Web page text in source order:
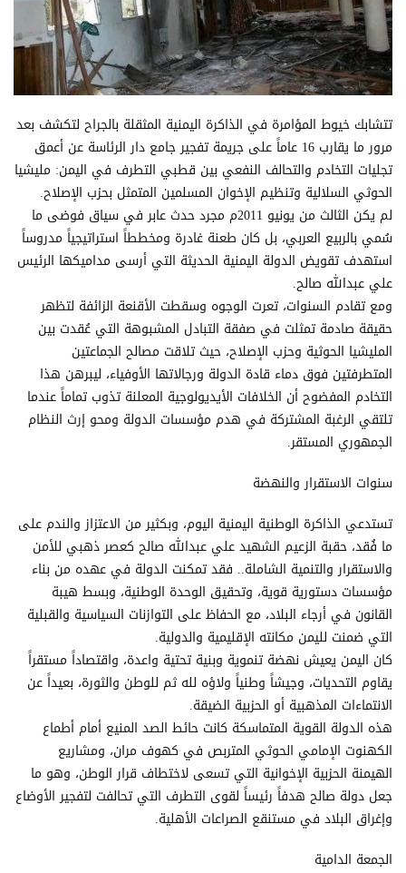
تتشابك خيوط المؤامرة في الذاكرة اليمنية المثقلة بالجراح لتكشف بعد
مرور ما يقارب 16 عاماً على جريمة تفجير جامع دار الرئاسة عن أعمق
تجليات التخادم والتحالف النفعي بين قطبي التطرف في اليمن: مليشيا
الحوثي السلالية وتنظيم الإخوان المسلمين المتمثل بحزب الإصلاح.
لم يكن الثالث من يونيو 2011م مجرد حدث عابر في سياق فوضى ما
سُمي بالربيع العربي، بل كان طعنة غادرة ومخططاً استراتيجياً مدروساً
استهدف تقويض الدولة اليمنية الحديثة التي أرسى مداميكها الرئيس
علي عبدالله صالح.
ومع تقادم السنوات، تعرت الوجوه وسقطت الأقنعة الزائفة لتظهر
حقيقة صادمة تمثلت في صفقة التبادل المشبوهة التي عُقدت بين
المليشيا الحوثية وحزب الإصلاح، حيث تلاقت مصالح الجماعتين
المتطرفتين فوق دماء قادة الدولة ورجالاتها الأوفياء، ليبرهن هذا
التخادم المفضوح أن الخلافات الأيديولوجية المعلنة تذوب تماماً عندما
تلتقي الرغبة المشتركة في هدم مؤسسات الدولة ومحو إرث النظام
الجمهوري المستقر.
سنوات الاستقرار والنهضة
تستدعي الذاكرة الوطنية اليمنية اليوم، وبكثير من الاعتزاز والندم على
ما فُقد، حقبة الزعيم الشهيد علي عبدالله صالح كعصر ذهبي للأمن
والاستقرار والتنمية الشاملة.. فقد تمكنت الدولة في عهده من بناء
مؤسسات دستورية قوية، وتحقيق الوحدة الوطنية، وبسط هيبة
القانون في أرجاء البلاد، مع الحفاظ على التوازنات السياسية والقبلية
التي ضمنت لليمن مكانته الإقليمية والدولية.
كان اليمن يعيش نهضة تنموية وبنية تحتية واعدة، واقتصاداً مستقراً
يقاوم التحديات، وجيشاً وطنياً ولاؤه لله ثم للوطن والثورة، بعيداً عن
الانتماءات المذهبية أو الحزبية الضيقة.
هذه الدولة القوية المتماسكة كانت حائط الصد المنيع أمام أطماع
الكهنوت الإمامي الحوثي المتربص في كهوف مران، ومشاريع
الهيمنة الحزبية الإخوانية التي تسعى لاختطاف قرار الوطن، وهو ما
جعل دولة صالح هدفاً رئيساً لقوى التطرف التي تحالفت لتفجير الأوضاع
وإغراق البلاد في مستنقع الصراعات الأهلية.
الجمعة الدامية